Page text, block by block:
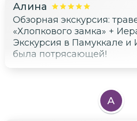
Алина
Обзорная экскурсия:
«Хлопкового замка» +
Экскурсия в Памуккале и
была потрясающей!
А